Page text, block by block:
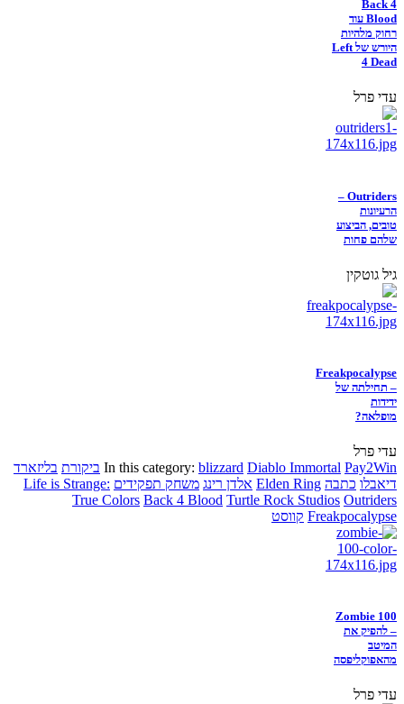
Back 4
Blood עוד
רחוק מלהיות
היורש של Left
4 Dead
עדי פרל
Outriders –
הרעיונות
טובים, הביצוע
שלהם פחות
גיל גוטקין
Freakpocalypse
– תחילתה של
ידידות
מופלאה?
עדי פרל
In this category: blizzard Diablo Immortal Pay2Win ביקורת בליזארד
דיאבלו כתבה Elden Ring אלדן רינג משחק תפקידים Life is Strange:
True Colors Back 4 Blood Turtle Rock Studios Outriders
Freakpocalypse קווסט
Zombie 100
– להפיק את
המיטב
מהאפוקליפסה
עדי פרל